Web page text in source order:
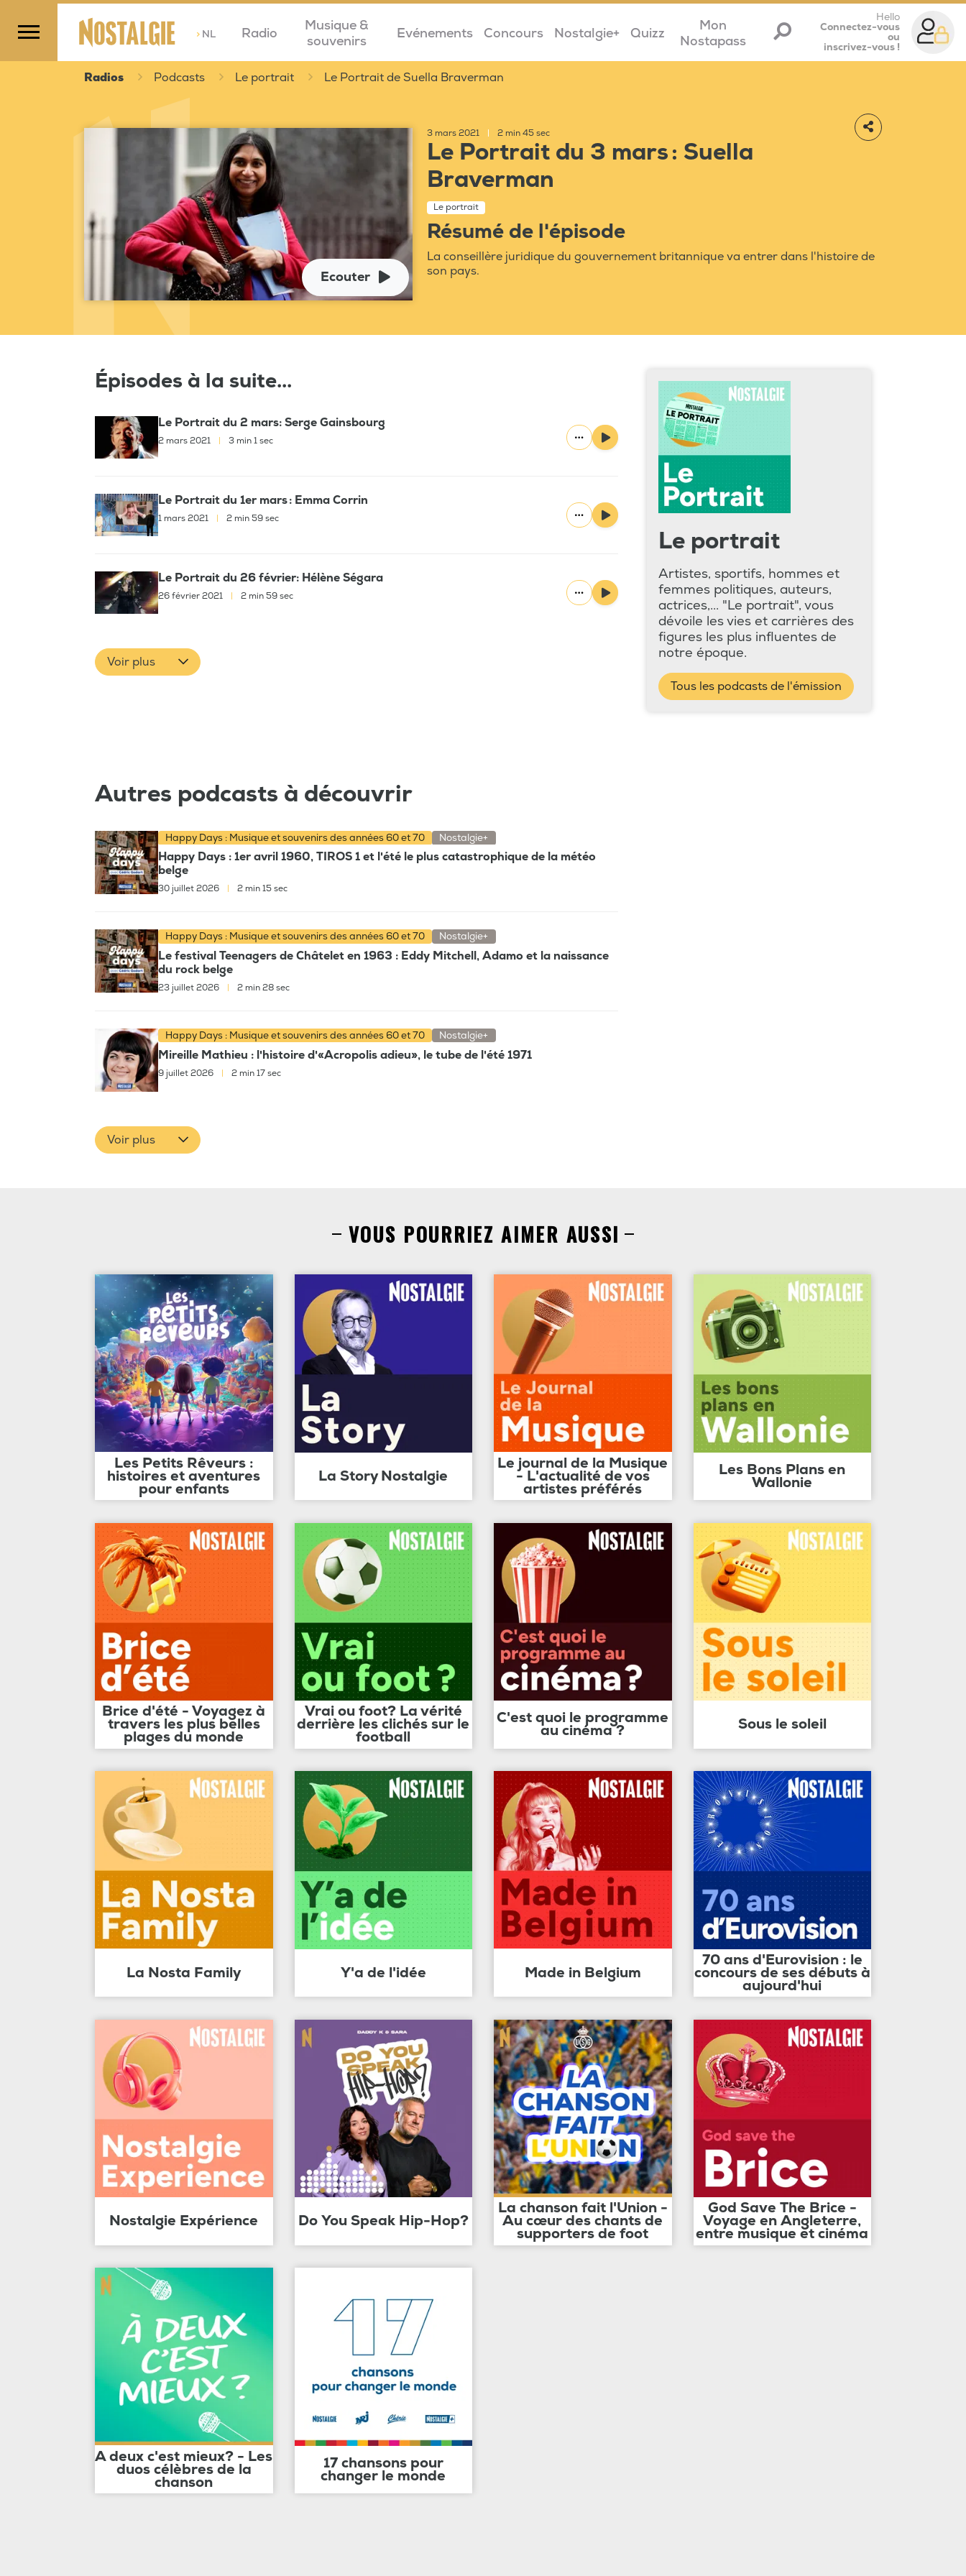
>NL Radio
Musique &
souvenirs
Evénements Concours Nostalgie+ Quizz
Mon
Nostapass
Hello
Connectez-vous
ou
inscrivez-vous !
Radios Podcasts Le portrait Le Portrait de Suella Braverman
Ecouter
3 mars 2021 2 min 45 sec
Le Portrait du 3 mars : Suella
Braverman
Le portrait
Résumé de l'épisode
La conseillère juridique du gouvernement britannique va entrer dans l'histoire de
son pays.
Épisodes à la suite...
Le Portrait du 2 mars: Serge Gainsbourg
2 mars 2021 | 3 min 1 sec
Le Portrait du 1er mars : Emma Corrin
1 mars 2021 | 2 min 59 sec
Le Portrait du 26 février: Hélène Ségara
26 février 2021 | 2 min 59 sec
Voir plus
Le portrait
Artistes, sportifs, hommes et
femmes politiques, auteurs,
actrices,... "Le portrait", vous
dévoile les vies et carrières des
figures les plus influentes de
notre époque.
Tous les podcasts de l'émission
Autres podcasts à découvrir
Happy Days : Musique et souvenirs des années 60 et 70 Nostalgie+
Happy Days : 1er avril 1960, TIROS 1 et l'été le plus catastrophique de la météo
belge
30 juillet 2026 2 min 15 sec
Happy Days : Musique et souvenirs des années 60 et 70 Nostalgie+
Le festival Teenagers de Châtelet en 1963 : Eddy Mitchell, Adamo et la naissance
du rock belge
23 juillet 2026 2 min 28 sec
Happy Days : Musique et souvenirs des années 60 et 70 Nostalgie+
Mireille Mathieu : l'histoire d'«Acropolis adieu», le tube de l'été 1971
9 juillet 2026 2 min 17 sec
Voir plus
VOUS POURRIEZ AIMER AUSSI
Les Petits Rêveurs :
histoires et aventures
pour enfants
La Story Nostalgie
Le journal de la Musique
- L'actualité de vos
artistes préférés
Les Bons Plans en
Wallonie
Brice d'été - Voyagez à
travers les plus belles
plages du monde
Vrai ou foot? La vérité
derrière les clichés sur le
football
C'est quoi le programme
au cinéma ? Sous le soleil
La Nosta Family Y'a de l'idée Made in Belgium
70 ans d'Eurovision : le
concours de ses débuts à
aujourd'hui
Nostalgie Expérience Do You Speak Hip-Hop?
La chanson fait l'Union -
Au cœur des chants de
supporters de foot
God Save The Brice -
Voyage en Angleterre,
entre musique et cinéma
A deux c'est mieux? - Les
duos célèbres de la
chanson
17 chansons pour
changer le monde